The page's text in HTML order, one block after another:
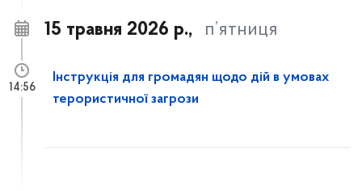
15 травня 2026 р., п’ятниця
Інструкція для громадян щодо дій в умовах
терористичної загрози
14:56